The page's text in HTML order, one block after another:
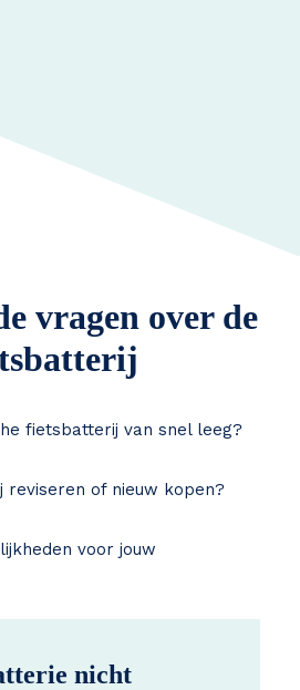
vragen over de
fietsbatterij van snel leeg?
of nieuw kopen?
voor jouw
nicht